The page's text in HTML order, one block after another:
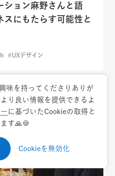
ション麻野さんと語
スにもたらす可能性と
UXデザイン
味を持ってくださりありが
り良い情報を提供できるよ
に基づいたCookieの取得と
す🙏🍪
Cookieを無効化